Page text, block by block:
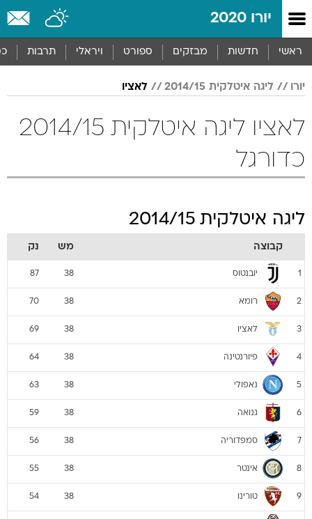
יורו 2020
ראשי חדשות מבזקים ספורט ויראלי תרבות
יורו ליגה איטלקית 2014/15 לאציו
לאציו ליגה איטלקית 2014/15
כדורגל
ליגה איטלקית 2014/15
קבוצה מש נק
1 יובנטוס 38
87
2 רומא 38
70
3 לאציו 38
69
4 פיורנטינה 38
64
5 נאפולי 38
63
6 גנואה 38
59
7 סמפדוריה 38
56
8 אינטר 38
55
9 טורינו 38
54